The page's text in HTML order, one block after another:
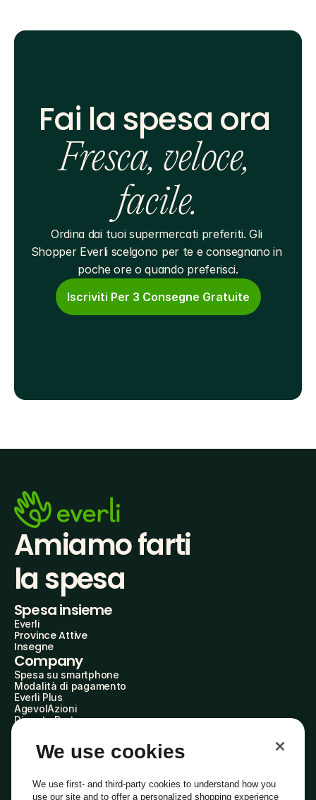
Fai la spesa ora
Fresca, veloce,
facile.
Ordina dai tuoi supermercati preferiti. Gli
Shopper Everli scelgono per te e consegnano in
poche ore o quando preferisci.
Iscriviti Per 3 Consegne Gratuite
Amiamo farti
la spesa
Spesa insieme
Everli
Province Attive
Insegne
Company
Spesa su smartphone
Modalità di pagamento
Everli Plus
AgevolAzioni
Diventa Partner
Everli Shoppers
About Us
Everli News
Domande frequenti
We use cookies
We use first- and third-party cookies to understand how you
use our site and to offer a personalized shopping experience